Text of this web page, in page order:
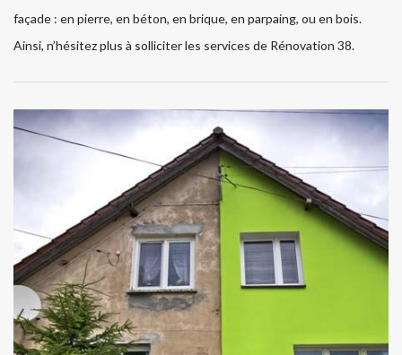
façade : en pierre, en béton, en brique, en parpaing, ou en bois.
Ainsi, n’hésitez plus à solliciter les services de Rénovation 38.